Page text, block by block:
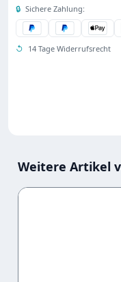
🔒 Sichere Zahlung:
↺ 14 Tage Widerrufsrecht
Weitere Artikel
Produktgalerie